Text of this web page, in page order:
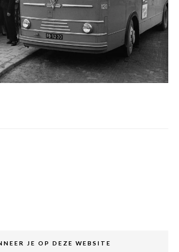
JE OP DEZE WEBSITE